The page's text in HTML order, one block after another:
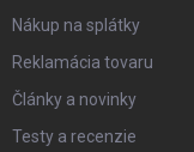
Nákup na splátky
Reklamácia tovaru
Články a novinky
Testy a recenzie